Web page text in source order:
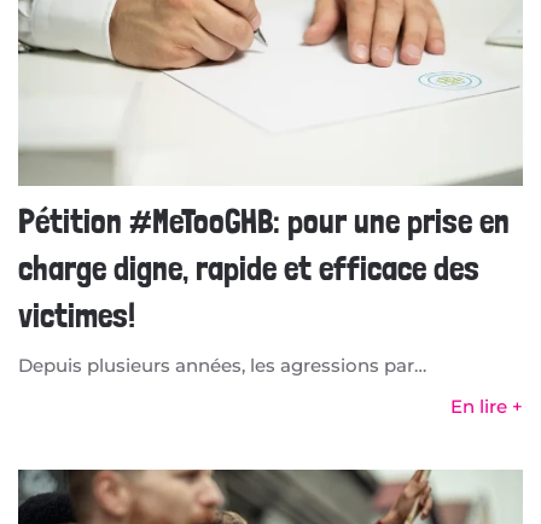
Pétition #MeTooGHB: pour une prise en
charge digne, rapide et efficace des
victimes!
Depuis plusieurs années, les agressions par…
En lire +